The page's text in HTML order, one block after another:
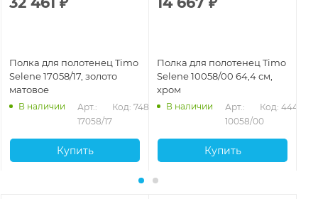
Полка для полотенец Timo
Selene 17058/17, золото
матовое
В наличии
Арт.:
17058/17
Код: 74882
Купить
Полка для полотенец Timo
Selene 10058/00 64,4 см,
хром
В наличии
Арт.:
10058/00
Код: 44470
Купить